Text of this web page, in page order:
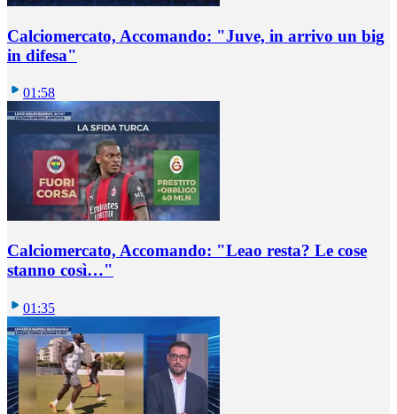
Calciomercato, Accomando: "Juve, in arrivo un big
in difesa"
01:58
Calciomercato, Accomando: "Leao resta? Le cose
stanno così…"
01:35